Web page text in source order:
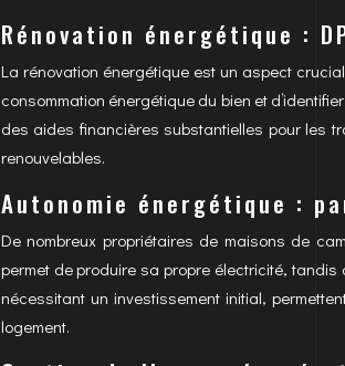
Rénovation énergétique :
La rénovation énergétique est un aspect
consommation énergétique du bien et
des aides financières substantielles pour les
renouvelables.
Autonomie énergétique :
De nombreux propriétaires de maisons de
permet de produire sa propre électricité,
nécessitant un investissement initial,
logement.